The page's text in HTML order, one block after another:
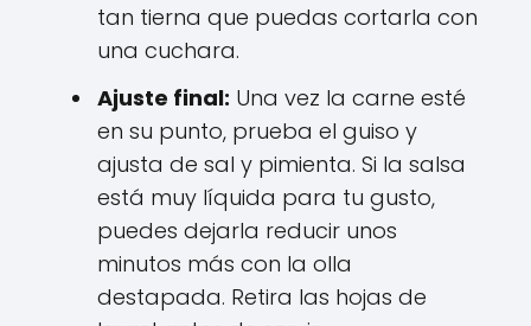
tan tierna que puedas cortarla con
una cuchara.
Ajuste final: Una vez la carne esté
en su punto, prueba el guiso y
ajusta de sal y pimienta. Si la salsa
está muy líquida para tu gusto,
puedes dejarla reducir unos
minutos más con la olla
destapada. Retira las hojas de